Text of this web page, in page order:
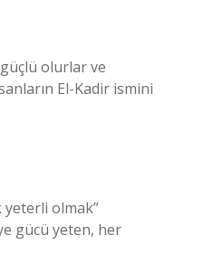
olurlar ve
El-Kadir ismini
olmak”
gücü yeten, her